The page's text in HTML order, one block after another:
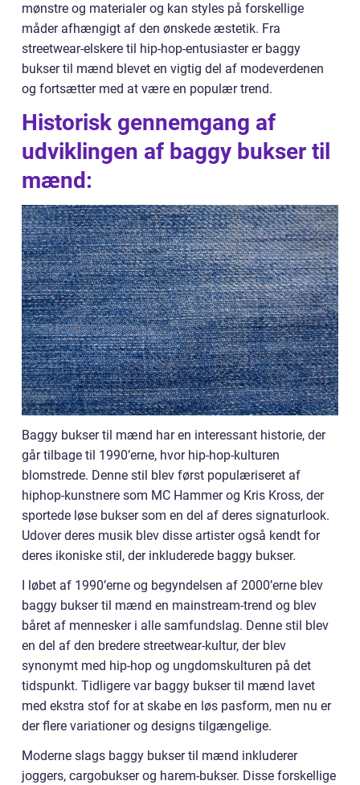
mønstre og materialer og kan styles på forskellige
måder afhængigt af den ønskede æstetik. Fra
streetwear-elskere til hip-hop-entusiaster er baggy
bukser til mænd blevet en vigtig del af modeverdenen
og fortsætter med at være en populær trend.
Historisk gennemgang af
udviklingen af baggy bukser til
mænd:
Baggy bukser til mænd har en interessant historie, der
går tilbage til 1990’erne, hvor hip-hop-kulturen
blomstrede. Denne stil blev først populæriseret af
hiphop-kunstnere som MC Hammer og Kris Kross, der
sportede løse bukser som en del af deres signaturlook.
Udover deres musik blev disse artister også kendt for
deres ikoniske stil, der inkluderede baggy bukser.
I løbet af 1990’erne og begyndelsen af 2000’erne blev
baggy bukser til mænd en mainstream-trend og blev
båret af mennesker i alle samfundslag. Denne stil blev
en del af den bredere streetwear-kultur, der blev
synonymt med hip-hop og ungdomskulturen på det
tidspunkt. Tidligere var baggy bukser til mænd lavet
med ekstra stof for at skabe en løs pasform, men nu er
der flere variationer og designs tilgængelige.
Moderne slags baggy bukser til mænd inkluderer
joggers, cargobukser og harem-bukser. Disse forskellige